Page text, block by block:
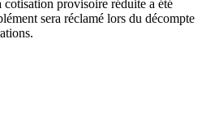
provisoire réduite a été
sera réclamé lors du décompte